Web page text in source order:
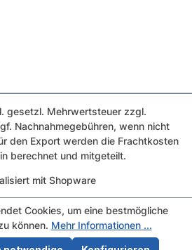
gesetzl. Mehrwertsteuer zzgl.
Nachnahmegebühren, wenn nicht
den Export werden die Frachtkosten
berechnet und mitgeteilt.
mit Shopware
Cookies, um eine bestmögliche
können. Mehr Informationen ...